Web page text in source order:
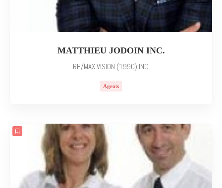
MATTHIEU JODOIN INC.
RE/MAX VISION (1990) INC.
Agents